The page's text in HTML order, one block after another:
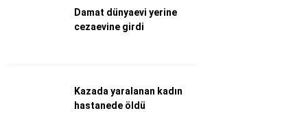
Damat dünyaevi yerine
cezaevine girdi
Kazada yaralanan kadın
hastanede öldü